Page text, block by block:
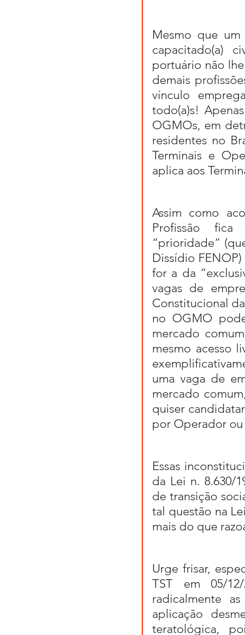
Mesmo que
capacitado(a)
portuário não
demais
vínculo
todo(a)s!
OGMOs, em
residentes no
Terminais e
aplica aos
Assim como
Profissão
“prioridade”
Dissídio
for a da
vagas de
Constitucional
no OGMO
mercado
mesmo acesso
uma vaga de
mercado
quiser
por Operador ou
Essas
da Lei n. 8.630/
de transição
tal questão na
mais do que
Urge frisar,
TST em 05/
radicalmente
aplicação
teratológica,